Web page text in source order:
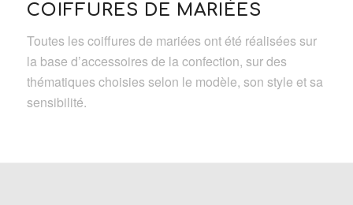
COIFFURES DE MARIÉES
Toutes les coiffures de mariées ont été réalisées sur
la base d’accessoires de la confection, sur des
thématiques choisies selon le modèle, son style et sa
sensibilité.